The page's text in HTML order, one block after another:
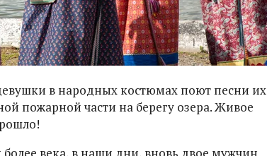
в народных костюмах поют песни их
пожарной части на берегу озера. Живое
более века, в наши дни, вновь двое мужчин